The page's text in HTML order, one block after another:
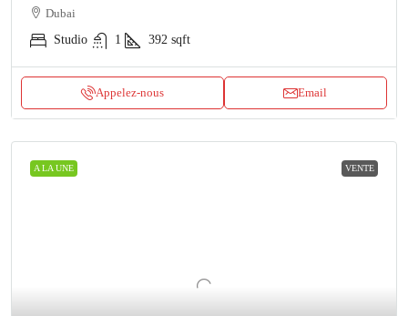
Dubai
Studio
1 392 sqft
Appelez-nous Email
A LA UNE VENTE